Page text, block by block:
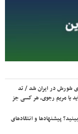
شورش در ایران شد / تد
یا مریم رجوی، هر کسی جز
پیشنهادها و انتقادهای